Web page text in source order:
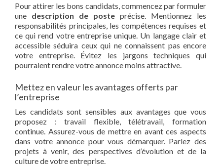
Pour attirer les bons candidats, commencez par formuler
une description de poste précise. Mentionnez les
responsabilités principales, les compétences requises et
ce qui rend votre entreprise unique. Un langage clair et
accessible séduira ceux qui ne connaissent pas encore
votre entreprise. Évitez les jargons techniques qui
pourraient rendre votre annonce moins attractive.
Mettez en valeur les avantages offerts par
l’entreprise
Les candidats sont sensibles aux avantages que vous
proposez : travail flexible, télétravail, formation
continue. Assurez-vous de mettre en avant ces aspects
dans votre annonce pour vous démarquer. Parlez des
projets à venir, des perspectives d’évolution et de la
culture de votre entreprise.